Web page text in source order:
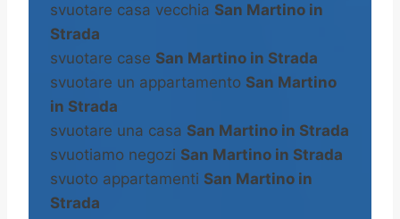
svuotare casa vecchia San Martino in
Strada
svuotare case San Martino in Strada
svuotare un appartamento San Martino
in Strada
svuotare una casa San Martino in Strada
svuotiamo negozi San Martino in Strada
svuoto appartamenti San Martino in
Strada